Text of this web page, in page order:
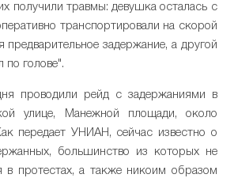
получили травмы: девушка осталась с
транспортировали на скорой
предварительное задержание, а другой
по голове".
проводили рейд с задержаниями в
улице, Манежной площади, около
передает УНИАН, сейчас известно о
большинство из которых не
в протестах, а также никоим образом